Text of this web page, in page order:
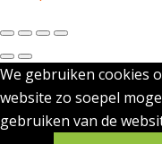
We gebruiken cookies
website zo soepel
gebruiken van de